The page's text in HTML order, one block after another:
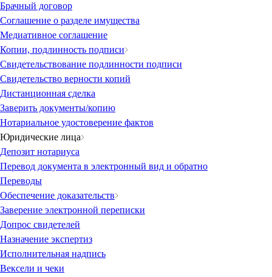
Брачный договор
Соглашение о разделе имущества
Медиативное соглашение
Копии, подлинность подписи
Свидетельствование подлинности подписи
Свидетельство верности копий
Дистанционная сделка
Заверить документы/копию
Нотариальное удостоверение фактов
Юридические лица
Депозит нотариуса
Перевод документа в электронный вид и обратно
Переводы
Обеспечение доказательств
Заверение электронной переписки
Допрос свидетелей
Назначение экспертиз
Исполнительная надпись
Вексели и чеки